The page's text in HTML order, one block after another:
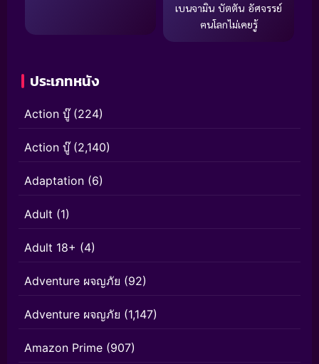
เบนจามิน บัตตัน อัศจรรย์
ฅนโลกไม่เคยรู้
ประเภทหนัง
Action บู๊(224)
Action บู๊(2,140)
Adaptation (6)
Adult (1)
Adult 18+ (4)
Adventure ผจญภัย (92)
Adventure ผจญภัย (1,147)
Amazon Prime (907)